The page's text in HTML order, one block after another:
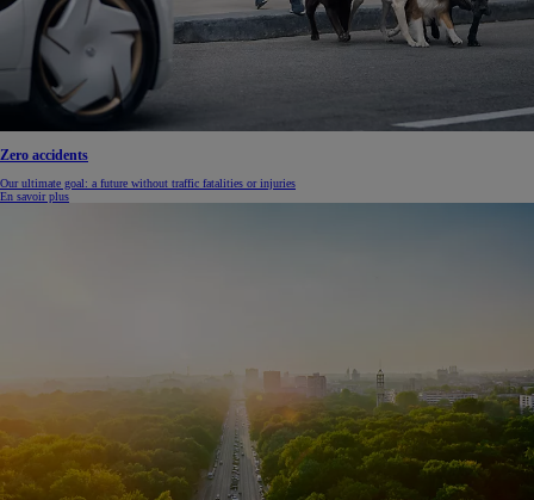
Zero accidents
Our ultimate goal: a future without traffic fatalities or injuries
En savoir plus